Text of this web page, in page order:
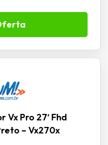
Pro 27′ Fhd
– Vx270x